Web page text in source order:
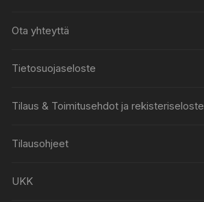
Ota yhteyttä
Tietosuojaseloste
Tilaus & Toimitusehdot ja rekisteriseloste
Tilausohjeet
UKK